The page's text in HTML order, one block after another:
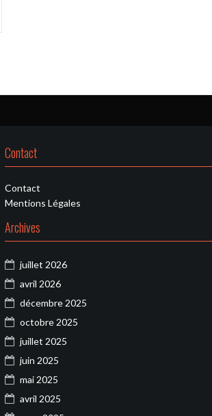
Contact
Contact
Mentions Légales
Archives
juillet 2026
avril 2026
décembre 2025
octobre 2025
juillet 2025
juin 2025
mai 2025
avril 2025